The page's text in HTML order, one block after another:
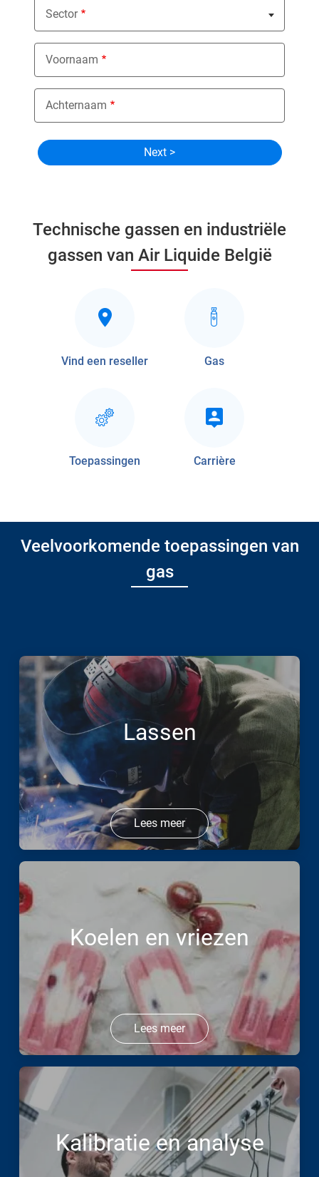
Technische gassen en industriële
gassen van Air Liquide België
Vind een reseller Gas
Toepassingen Carrière
Veelvoorkomende toepassingen van
gas
Lassen
Lees meer
Koelen en vriezen
Lees meer
Kalibratie en analyse
Sector
Nothing selected
Voornaam
Achternaam